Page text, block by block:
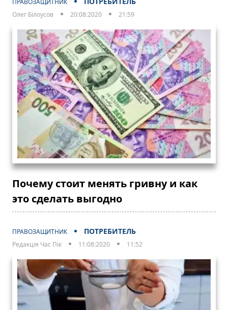
ПРАВОЗАЩИТНИК
Олег Білоусов 20:08:2020 21:59
Почему стоит менять гривну и как
это сделать выгодно
ПРАВОЗАЩИТНИК ПОТРЕБИТЕЛЬ
Редакція Час Пік 11:08:2020 11:52